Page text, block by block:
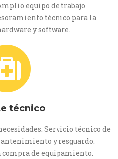
equipo de trabajo
técnico para la
y software.
técnico
Servicio técnico de
y resguardo.
de equipamiento.